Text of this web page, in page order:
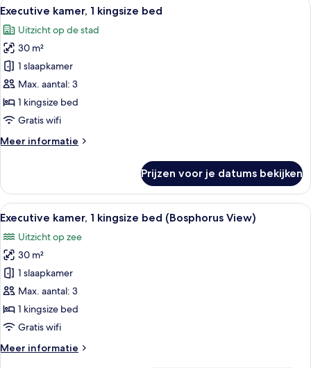
bed
foto's
voor
Executive
kamer,
1
kingsize
bed
13
Executive kamer, 1 kingsize bed
Uitzicht op de stad
30 m²
1 slaapkamer
Max. aantal: 3
1 kingsize bed
Gratis wifi
Meer informatie
Meer
kamer,
kingsize
Prijzen voor je datums bekijken
Alle
foto's
voor
Executive
kamer,
1
kingsize
bed
View)
Een hotelkamer met een groot bed,
10
Executive kamer, 1 kingsize bed (Bosphorus View)
Uitzicht op zee
30 m²
1 slaapkamer
Max. aantal: 3
1 kingsize bed
Gratis wifi
Meer informatie
Meer